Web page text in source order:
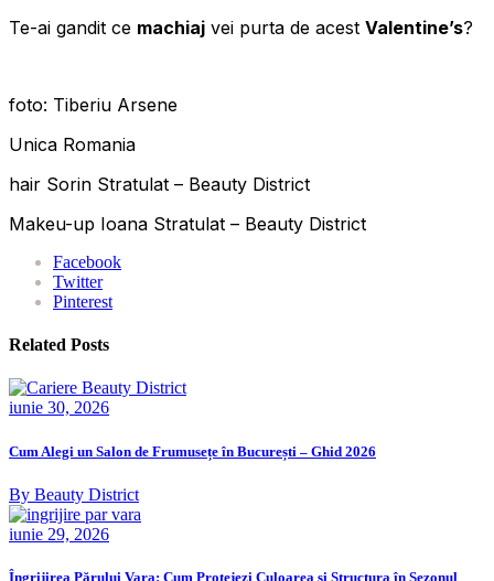
Te-ai gandit ce machiaj vei purta de acest Valentine’s?
foto: Tiberiu Arsene
Unica Romania
hair Sorin Stratulat – Beauty District
Makeu-up Ioana Stratulat – Beauty District
Facebook
Twitter
Pinterest
Related Posts
iunie 30, 2026
Cum Alegi un Salon de Frumusețe în București – Ghid 2026
By Beauty District
iunie 29, 2026
Îngrijirea Părului Vara: Cum Protejezi Culoarea și Structura în Sezonul